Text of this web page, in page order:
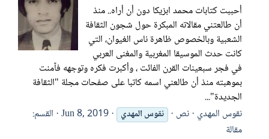
أحببت كتابات محمد ابزيكا دون أن أراه.. منذ
أن طالعتني مقالاته المبكرة حول شجون الثقافة
الشعبية وبالخصوص ظاهرة ناس الغيوان، التي
كانت حدث الموسيقا المغربية والمغنى العربي
في فجر سبعينات القرن الفائت ، وأكبرت فكره وتوجهه فآمنت
بموهبته منذ أن طالعني اسمه كاتبا على صفحات مجلة "الثقافة
الجديدة"...
نقوس المهدي نص نقوسالمهدي Jun 8, 2019 القسم:
مقالة